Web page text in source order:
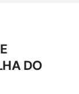
DO